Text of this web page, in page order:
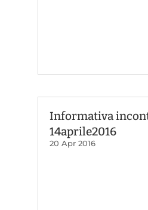
Informativa
14aprile2016
20 Apr 2016